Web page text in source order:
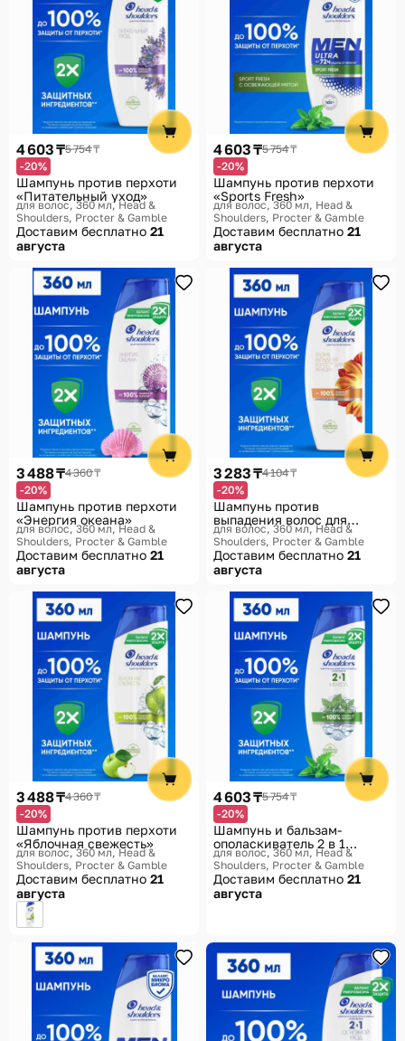
4 603 ₸5 754 ₸
-20%
Шампунь против перхоти
«Питательный уход»
для волос, 360 мл Head &
Shoulders, Procter & Gamble
Доставим бесплатно 21
августа
4 603 ₸5 754 ₸
-20%
Шампунь против перхоти
«Sports Fresh»
для волос, 360 мл Head &
Shoulders, Procter & Gamble
Доставим бесплатно 21
августа
3 488 ₸4 360 ₸
-20%
Шампунь против перхоти
«Энергия океана»
для волос, 360 мл Head &
Shoulders, Procter & Gamble
Доставим бесплатно 21
августа
3 283 ₸4 104 ₸
-20%
Шампунь против
выпадения волос для
женщин
для волос, 360 мл Head &
Shoulders, Procter & Gamble
Доставим бесплатно 21
августа
3 488 ₸4 360 ₸
-20%
Шампунь против перхоти
«Яблочная свежесть»
для волос, 360 мл Head &
Shoulders, Procter & Gamble
Доставим бесплатно 21
августа
4 603 ₸5 754 ₸
-20%
Шампунь и бальзам-
ополаскиватель 2 в 1
против перхоти «Ментол»
для волос, 360 мл Head &
Shoulders, Procter & Gamble
Доставим бесплатно 21
августа